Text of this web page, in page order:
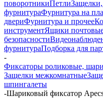
поворотникиПетли
фурнитураФурнитура на
двериФурнитура и прочее
инструментЯщики
безопасности
фурнитураПодборка для
-
Фиксаторы роликовые,
Защелки межкомнатные
шпингалеты
-Шариковый фиксатор